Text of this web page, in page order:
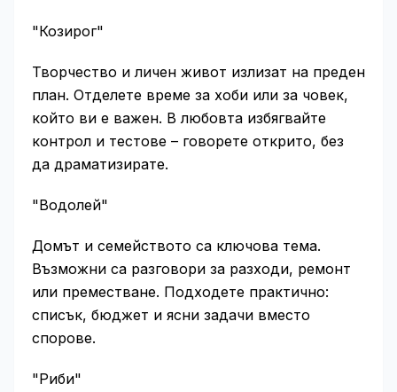
"Козирог"
Творчество и личен живот излизат на преден
план. Отделете време за хоби или за човек,
който ви е важен. В любовта избягвайте
контрол и тестове – говорете открито, без
да драматизирате.
"Водолей"
Домът и семейството са ключова тема.
Възможни са разговори за разходи, ремонт
или преместване. Подходете практично:
списък, бюджет и ясни задачи вместо
спорове.
"Риби"